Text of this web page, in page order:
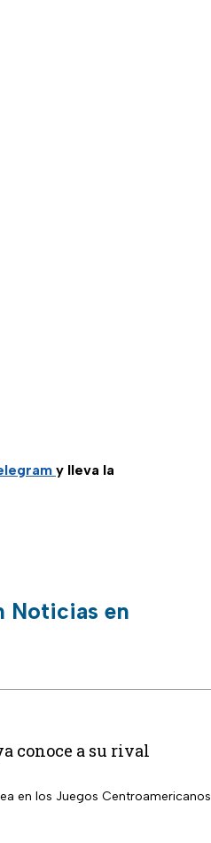
y lleva la
Noticias en
conoce a su rival
en los Juegos Centroamericanos